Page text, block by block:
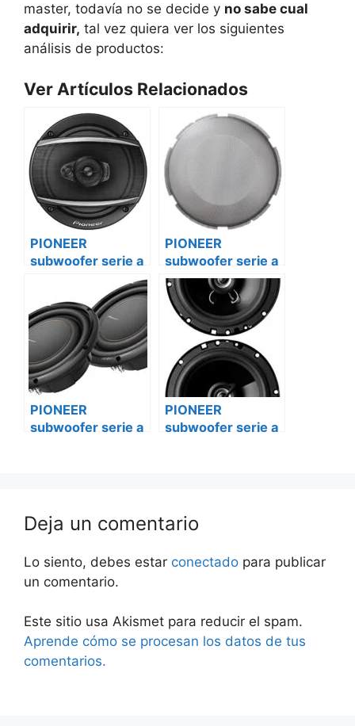
master, todavía no se decide y no sabe cual
adquirir, tal vez quiera ver los siguientes
análisis de productos:
Ver Artículos Relacionados
PIONEER
subwoofer serie a
ts-w256r Citroën
PIONEER
subwoofer serie a
ts-w256r
mercedes sprinter
PIONEER
subwoofer serie a
PIONEER
subwoofer serie a
Deja un comentario
Lo siento, debes estar conectado para publicar
un comentario.
Este sitio usa Akismet para reducir el spam.
Aprende cómo se procesan los datos de tus
comentarios.